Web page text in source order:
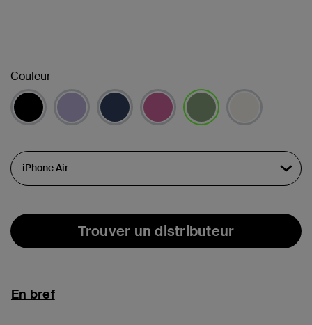
Couleur
Trouver un distributeur
En bref